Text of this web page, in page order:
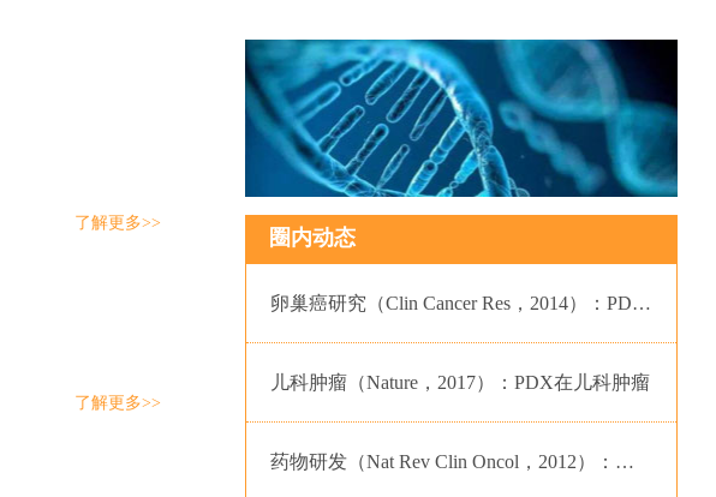
了解更多>>
了解更多>>
圈内动态
卵巢癌研究（Clin Cancer Res，2014）：PD…
儿科肿瘤（Nature，2017）：PDX在儿科肿瘤
研究中的…
药物研发（Nat Rev Clin Oncol，2012）：…